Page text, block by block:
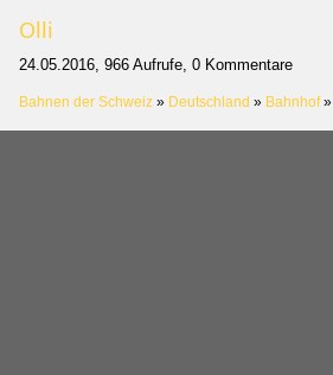
Olli
24.05.2016, 966 Aufrufe, 0 Kommentare
Bahnen der Schweiz » Deutschland » Bahnhof»